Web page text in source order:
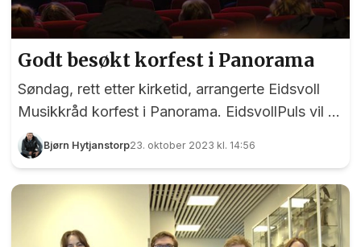
Godt besøkt korfest i Panorama
Søndag, rett etter kirketid, arrangerte Eidsvoll
Musikkråd korfest i Panorama. EidsvollPuls vil si
det var overraskende mange som hadde funnet
veien til storstua i Sundet så tidlig på en søndag.
Bjørn Hytjanstorp23. oktober 2023 kl. 14:56